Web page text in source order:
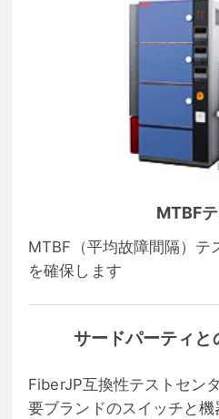
MTBF
MTBF（平均故障間隔）テ
を確保します
サードパーティと
FiberJP互換性テストセン
要ブランドのスイッチと